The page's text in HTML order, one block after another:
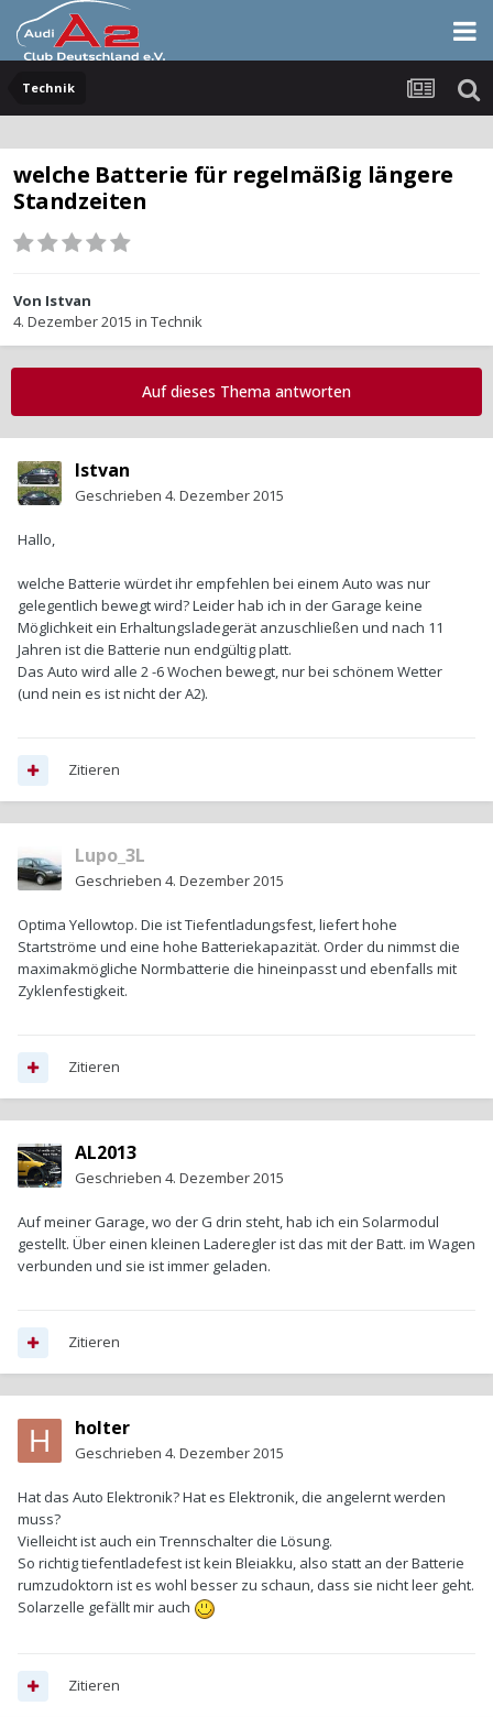
Technik
welche Batterie für regelmäßig längere
Standzeiten
Von Istvan
4. Dezember 2015 in Technik
Auf dieses Thema antworten
Istvan
Geschrieben 4. Dezember 2015
Hallo,
welche Batterie würdet ihr empfehlen bei einem Auto was nur
gelegentlich bewegt wird? Leider hab ich in der Garage keine
Möglichkeit ein Erhaltungsladegerät anzuschließen und nach 11
Jahren ist die Batterie nun endgültig platt.
Das Auto wird alle 2 -6 Wochen bewegt, nur bei schönem Wetter
(und nein es ist nicht der A2).
Zitieren
Lupo_3L
Geschrieben 4. Dezember 2015
Optima Yellowtop. Die ist Tiefentladungsfest, liefert hohe
Startströme und eine hohe Batteriekapazität. Order du nimmst die
maximakmögliche Normbatterie die hineinpasst und ebenfalls mit
Zyklenfestigkeit.
Zitieren
AL2013
Geschrieben 4. Dezember 2015
Auf meiner Garage, wo der G drin steht, hab ich ein Solarmodul
gestellt. Über einen kleinen Laderegler ist das mit der Batt. im Wagen
verbunden und sie ist immer geladen.
Zitieren
holter
Geschrieben 4. Dezember 2015
Hat das Auto Elektronik? Hat es Elektronik, die angelernt werden
muss?
Vielleicht ist auch ein Trennschalter die Lösung.
So richtig tiefentladefest ist kein Bleiakku, also statt an der Batterie
rumzudoktorn ist es wohl besser zu schaun, dass sie nicht leer geht.
Solarzelle gefällt mir auch
Zitieren